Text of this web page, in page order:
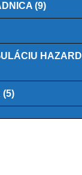
(9)
(5)